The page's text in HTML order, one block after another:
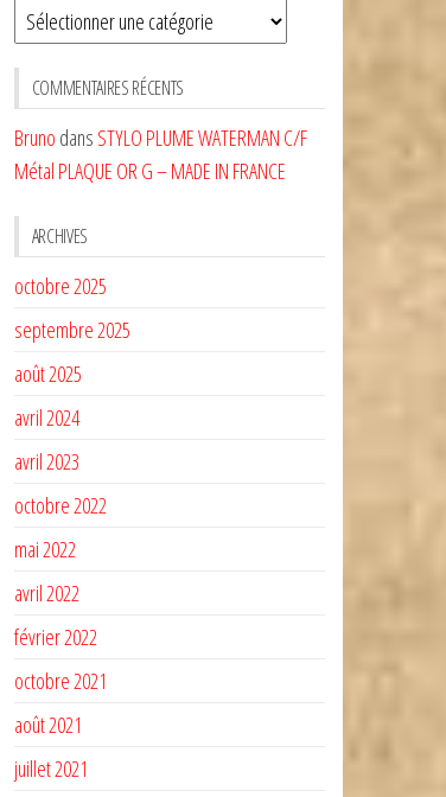
Sélectionnez
une
CATÉGORIE
COMMENTAIRES RÉCENTS
Bruno dans STYLO PLUME WATERMAN C/F
Métal PLAQUE OR G – MADE IN FRANCE
ARCHIVES
octobre 2025
septembre 2025
août 2025
avril 2024
avril 2023
octobre 2022
mai 2022
avril 2022
février 2022
octobre 2021
août 2021
juillet 2021